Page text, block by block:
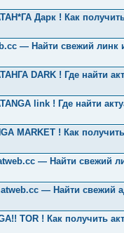
Дарк ! Как
— Найти свежий линк
DARK ! Где найти
link ! Где найти
MARKET ! Как
— Найти свежий
— Найти свежий
TOR ! Как получить